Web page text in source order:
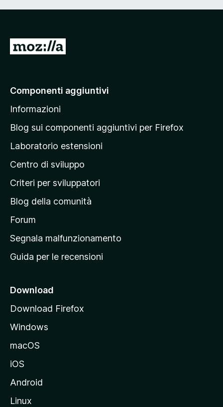
V
a
l
a
a
g
i
a
p
r
n
i
a
l
e
l
Componenti aggiuntivi
Informazioni
Blog sui componenti aggiuntivi per Firefox
Laboratorio estensioni
Centro di sviluppo
Criteri per sviluppatori
Blog della comunità
Forum
Segnala malfunzionamento
Guida per le recensioni
Download
Download Firefox
Windows
macOS
iOS
Android
Linux